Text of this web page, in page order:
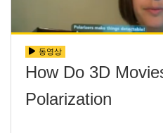
동영상
How Do 3D
Polarization